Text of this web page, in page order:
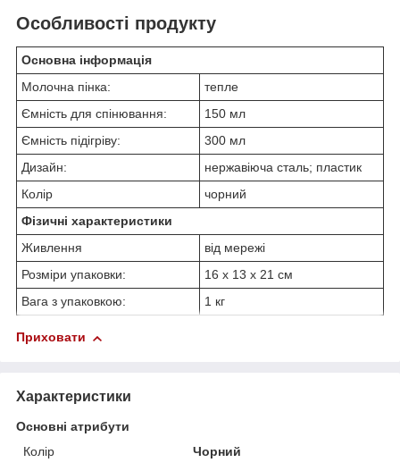
Особливості продукту
Основна інформація
Молочна пінка:
тепле
Ємність для спінювання:
150 мл
Ємність підігріву:
300 мл
Дизайн:
нержавіюча сталь; пластик
Колір
чорний
Фізичні характеристики
Живлення
від мережі
Розміри упаковки:
16 х 13 х 21 см
Вага з упаковкою:
1 кг
Приховати
Характеристики
Основні атрибути
Колір
Чорний